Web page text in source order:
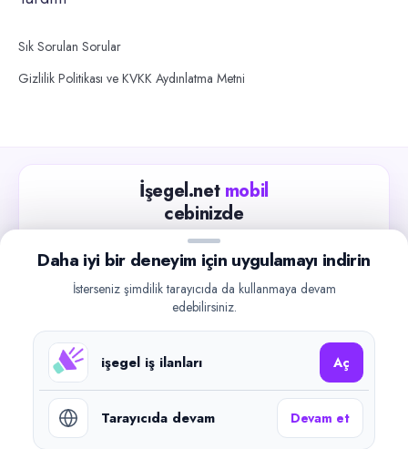
Sık Sorulan Sorular
Gizlilik Politikası ve KVKK Aydınlatma Metni
İşegel.net mobil
cebinizde
Güncel iş ilanlarını takip edin, işverenlerle hızlıca
iletişime geçin.
Google Play
©2026işegel.net. Tüm hakları saklıdır.
Daha iyi bir deneyim için uygulamayı indirin
İsterseniz şimdilik tarayıcıda da kullanmaya devam
edebilirsiniz.
işegel iş ilanları Aç
Tarayıcıda devam Devam et